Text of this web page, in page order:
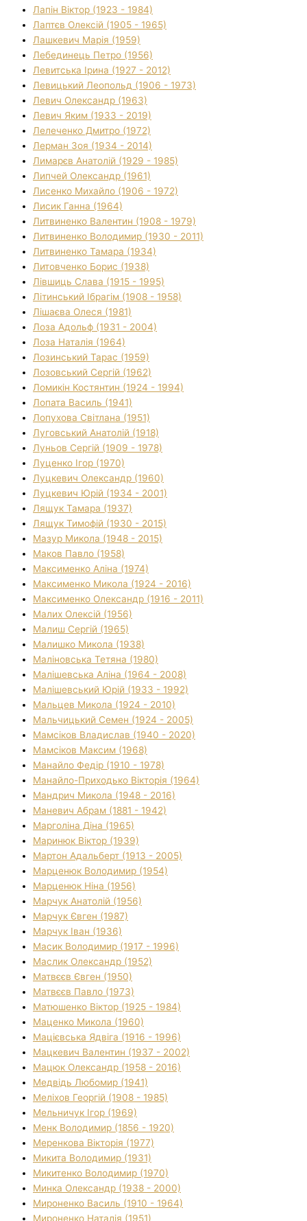
Лапін Віктор (1923 - 1984)
Лаптєв Олексій (1905 - 1965)
Лашкевич Марія (1959)
Лебединець Петро (1956)
Левитська Ірина (1927 - 2012)
Левицький Леопольд (1906 - 1973)
Левич Олександр (1963)
Левич Яким (1933 - 2019)
Лелеченко Дмитро (1972)
Лерман Зоя (1934 - 2014)
Лимарєв Анатолій (1929 - 1985)
Липчей Олександр (1961)
Лисенко Михайло (1906 - 1972)
Лисик Ганна (1964)
Литвиненко Валентин (1908 - 1979)
Литвиненко Володимир (1930 - 2011)
Литвиненко Тамара (1934)
Литовченко Борис (1938)
Лівшиць Слава (1915 - 1995)
Літинський Ібрагім (1908 - 1958)
Лішаєва Олеся (1981)
Лоза Адольф (1931 - 2004)
Лоза Наталія (1964)
Лозинський Тарас (1959)
Лозовський Сергій (1962)
Ломикін Костянтин (1924 - 1994)
Лопата Василь (1941)
Лопухова Світлана (1951)
Луговський Анатолій (1918)
Луньов Сергій (1909 - 1978)
Луценко Ігор (1970)
Луцкевич Олександр (1960)
Луцкевич Юрій (1934 - 2001)
Лящук Тамара (1937)
Лящук Тимофій (1930 - 2015)
Мазур Микола (1948 - 2015)
Маков Павло (1958)
Максименко Аліна (1974)
Максименко Микола (1924 - 2016)
Максименко Олександр (1916 - 2011)
Малих Олексій (1956)
Малиш Сергій (1965)
Малишко Микола (1938)
Маліновська Тетяна (1980)
Малішевська Аліна (1964 - 2008)
Малішевський Юрій (1933 - 1992)
Мальцев Микола (1924 - 2010)
Мальчицький Семен (1924 - 2005)
Мамсіков Владислав (1940 - 2020)
Мамсіков Максим (1968)
Манайло Федір (1910 - 1978)
Манайло-Приходько Вікторія (1964)
Мандрич Микола (1948 - 2016)
Маневич Абрам (1881 - 1942)
Марголіна Діна (1965)
Маринюк Віктор (1939)
Мартон Адальберт (1913 - 2005)
Марценюк Володимир (1954)
Марценюк Ніна (1956)
Марчук Анатолій (1956)
Марчук Євген (1987)
Марчук Іван (1936)
Масик Володимир (1917 - 1996)
Маслик Олександр (1952)
Матвєєв Євген (1950)
Матвєєв Павло (1973)
Матюшенко Віктор (1925 - 1984)
Маценко Микола (1960)
Мацієвська Ядвіга (1916 - 1996)
Мацкевич Валентин (1937 - 2002)
Мацюк Олександр (1958 - 2016)
Медвідь Любомир (1941)
Меліхов Георгій (1908 - 1985)
Мельничук Ігор (1969)
Менк Володимир (1856 - 1920)
Меренкова Вікторія (1977)
Микита Володимир (1931)
Микитенко Володимир (1970)
Минка Олександр (1938 - 2000)
Мироненко Василь (1910 - 1964)
Мироненко Наталія (1951)